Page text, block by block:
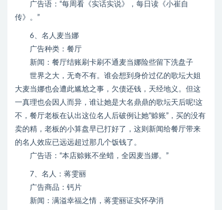
广告语：“每周看《实话实说》，每日读《小崔自
传》。”
6、名人麦当娜
广告种类：餐厅
新闻：餐厅结账刷卡刷不通麦当娜险些留下洗盘子
世界之大，无奇不有。谁会想到身价过亿的歌坛大姐
大麦当娜也会遭此尴尬之事，欠债还钱，天经地义。但这
一真理也会因人而异，谁让她是大名鼎鼎的歌坛天后呢!这
不，餐厅老板在认出这位名人后破例让她“赊账”，买的没有
卖的精，老板的小算盘早已打好了，这则新闻给餐厅带来
的名人效应已远远超过那几个饭钱了。
广告语：“本店赊账不坐蜡，全因麦当娜。”
7、名人：蒋雯丽
广告商品：钙片
新闻：满溢幸福之情，蒋雯丽证实怀孕消